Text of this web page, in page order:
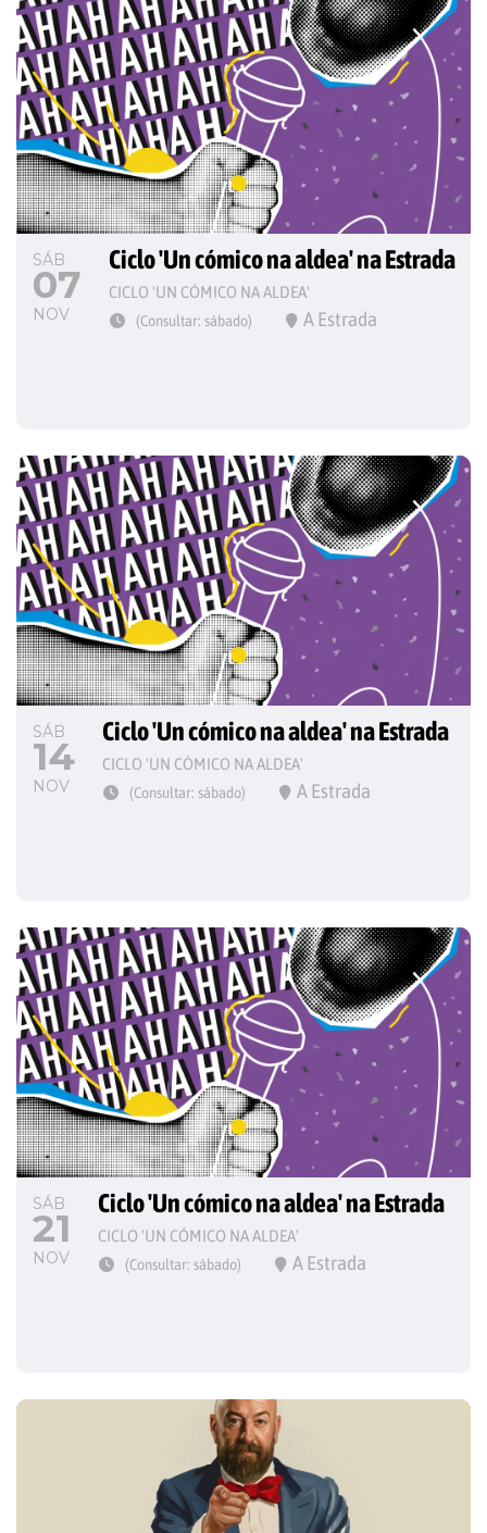
SÁB
07
NOV
Ciclo 'Un cómico na aldea' na Estrada
CICLO 'UN CÓMICO NA ALDEA'
(Consultar: sábado) A Estrada
SÁB
14
NOV
Ciclo 'Un cómico na aldea' na Estrada
CICLO 'UN CÓMICO NA ALDEA'
(Consultar: sábado) A Estrada
SÁB
21
NOV
Ciclo 'Un cómico na aldea' na Estrada
CICLO 'UN CÓMICO NA ALDEA'
(Consultar: sábado) A Estrada